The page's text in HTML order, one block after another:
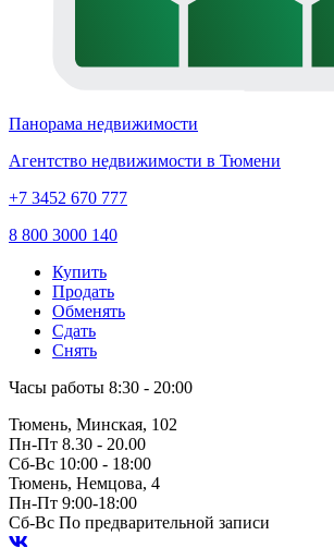
Панорама недвижимости
Агентство недвижимости в Тюмени
+7 3452 670 777
8 800 3000 140
Купить
Продать
Обменять
Сдать
Снять
Часы работы 8:30 - 20:00
Тюмень, Минская, 102
Пн-Пт 8.30 - 20.00
Сб-Вс 10:00 - 18:00
Тюмень, Немцова, 4
Пн-Пт 9:00-18:00
Сб-Вс По предварительной записи